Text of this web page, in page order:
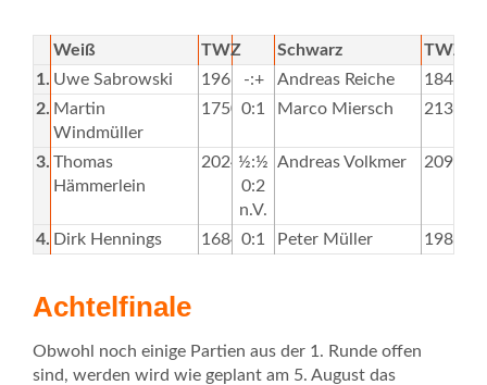
Weiß TWZ Schwarz
TWZ
1. Uwe Sabrowski 1966 -:+ Andreas Reiche
1844
2. Martin
Windmüller
1750 0:1 Marco Miersch 2132
3. Thomas
Hämmerlein
2024½:½
0:2
n.V.
Andreas Volkmer 2096
4. Dirk Hennings 1684 0:1 Peter Müller 1988
Achtelfinale
Obwohl noch einige Partien aus der 1. Runde offen
sind, werden wird wie geplant am 5. August das